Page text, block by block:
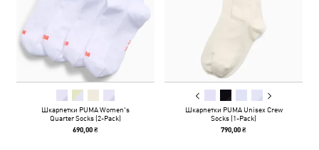
Шкарпетки PUMA Women's
Quarter Socks (2-Pack)
690,00 ₴
Шкарпетки PUMA Unisex Crew
Socks (1-Pack)
790,00 ₴